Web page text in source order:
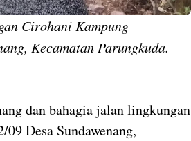
Cirohani Kampung
Kecamatan Parungkuda.
dan bahagia jalan lingkungan
Desa Sundawenang,